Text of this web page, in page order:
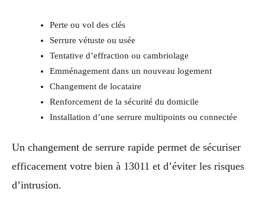
Perte ou vol des clés
Serrure vétuste ou usée
Tentative d’effraction ou cambriolage
Emménagement dans un nouveau logement
Changement de locataire
Renforcement de la sécurité du domicile
Installation d’une serrure multipoints ou connectée
Un changement de serrure rapide permet de sécuriser
efficacement votre bien à 13011 et d’éviter les risques
d’intrusion.